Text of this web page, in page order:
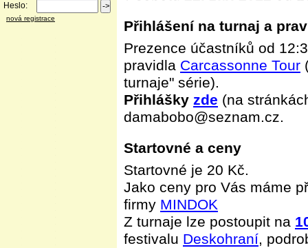
Heslo:
nová registrace
Přihlášení na turnaj a
Prezence účastníků od
pravidla Carcassonne Tour
turnaje" série).
Přihlášky zde (na
damabobo@seznam.cz.
Startovné a ceny
Startovné je 20 Kč.
Jako ceny pro Vás máme
firmy MINDOK
Z turnaje lze postoupit na
festivalu Deskohraní,